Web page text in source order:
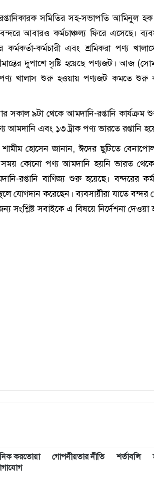
সমিতির সহ-সভাপতি আমিনুল
আবারও কর্মচাঞ্চল্য ফিরে এসেছে।
কর্মচারী এবং শ্রমিকরা পণ্য
দুপাশে সৃষ্টি হয়েছে পণ্যজট। আজ
পণ্য খালাস শুরু হওয়ায় পণ্যজট কমতে শুরু
সকাল ৯টা থেকে আমদানি-রপ্তানি কার্যক্রম
আমদানি এবং ১৩ ট্রাক পণ্য ভারতে রপ্তানি
হোসেন জানান, ঈদের ছুটিতে
এ সময় কোনো পণ্য আমদানি হয়নি ভারত
রপ্তানি বাণিজ্য শুরু হয়েছে। বন্দরের
যোগদান করেছেন। ব্যবসায়ীরা যাতে
সংশ্লিষ্ট সবাইকে এ বিষয়ে নির্দেশনা দেওয়া
করতোয়া গোপনীয়তার নীতি শর্তাবলি